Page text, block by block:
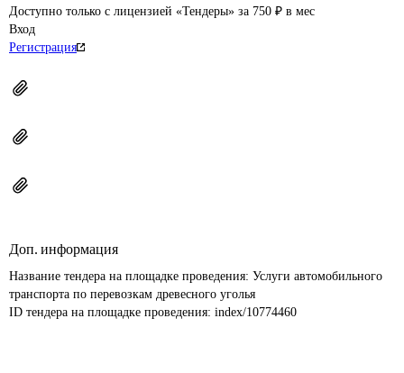
Доступно только с лицензией «Тендеры» за 750 ₽ в мес
Вход
Регистрация
Доп. информация
Название тендера на площадке проведения: Услуги автомобильного
транспорта по перевозкам древесного уголья
ID тендера на площадке проведения: index/10774460